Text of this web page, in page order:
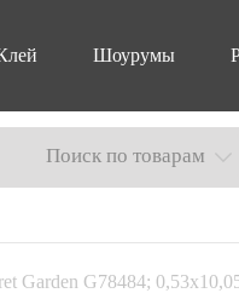
Шоурумы
Поиск по товарам
Garden G78484;